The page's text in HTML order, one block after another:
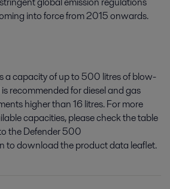
into force from 2015 onwards.
a capacity of up to 500 litres of blow-
recommended for diesel and gas
higher than 16 litres. For more
capacities, please check the table
the Defender 500
to download the product data leaflet.